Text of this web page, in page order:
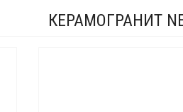
КЕРАМОГРАНИТ